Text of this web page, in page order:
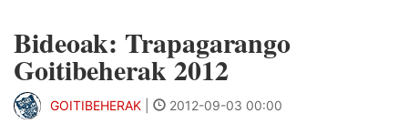
Bideoak: Trapagarango
Goitibeherak 2012
GOITIBEHERAK 2012-09-03 00:00